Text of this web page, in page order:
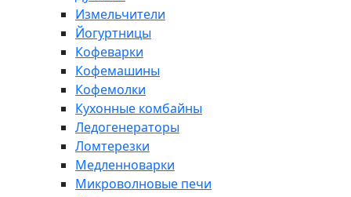
Измельчители
Йогуртницы
Кофеварки
Кофемашины
Кофемолки
Кухонные комбайны
Ледогенераторы
Ломтерезки
Медленноварки
Микроволновые печи